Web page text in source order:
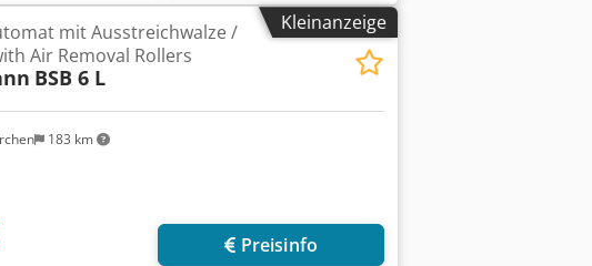
Kleinanzeige
183 km
mit Ausstreichwalze /
Air Removal Rollers
BSB 6 L
Preisinfo